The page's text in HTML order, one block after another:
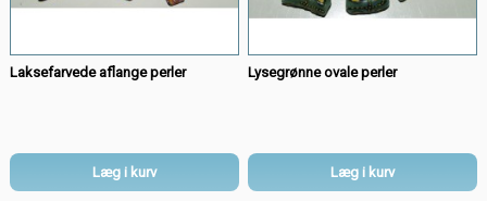
Laksefarvede aflange perler
Læg i kurv
Lysegrønne ovale perler
Læg i kurv